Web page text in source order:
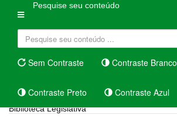
Pesquise seu conteúdo
Sem Contraste Contraste Branco
Contraste Preto Contraste Azul
Biblioteca Legislativa